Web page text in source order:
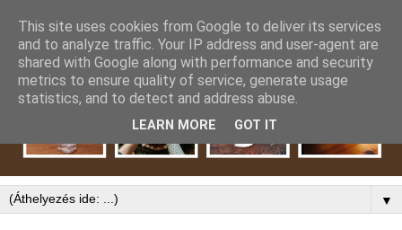
▼
This site uses cookies from Google to deliver its services
and to analyze traffic. Your IP address and user-agent are
shared with Google along with performance and security
metrics to ensure quality of service, generate usage
statistics, and to detect and address abuse.
LEARN MORE GOT IT